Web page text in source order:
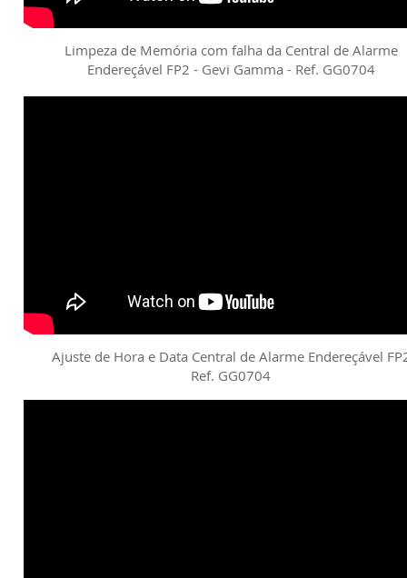
Limpeza de Memória com falha da Central de Alarme
Endereçável FP2 - Gevi Gamma - Ref. GG0704
Ajuste de Hora e Data Central de Alarme Endereçável
Ref. GG0704